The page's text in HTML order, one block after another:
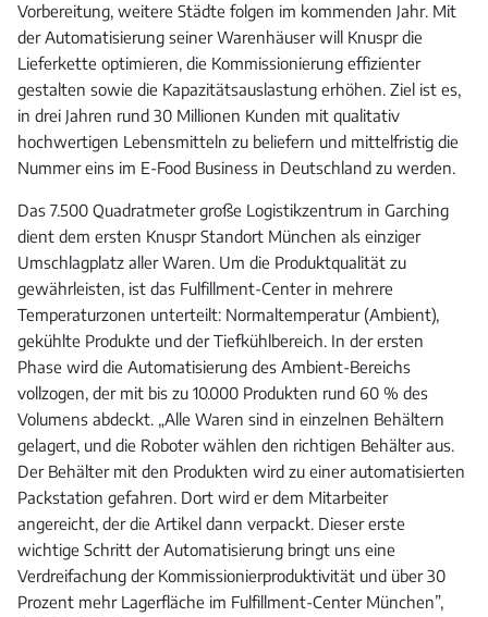
Vorbereitung, weitere Städte folgen im kommenden Jahr. Mit
der Automatisierung seiner Warenhäuser will Knuspr die
Lieferkette optimieren, die Kommissionierung effizienter
gestalten sowie die Kapazitätsauslastung erhöhen. Ziel ist es,
in drei Jahren rund 30 Millionen Kunden mit qualitativ
hochwertigen Lebensmitteln zu beliefern und mittelfristig die
Nummer eins im E-Food Business in Deutschland zu werden.
Das 7.500 Quadratmeter große Logistikzentrum in Garching
dient dem ersten Knuspr Standort München als einziger
Umschlagplatz aller Waren. Um die Produktqualität zu
gewährleisten, ist das Fulfillment-Center in mehrere
Temperaturzonen unterteilt: Normaltemperatur (Ambient),
gekühlte Produkte und der Tiefkühlbereich. In der ersten
Phase wird die Automatisierung des Ambient-Bereichs
vollzogen, der mit bis zu 10.000 Produkten rund 60 % des
Volumens abdeckt. „Alle Waren sind in einzelnen Behältern
gelagert, und die Roboter wählen den richtigen Behälter aus.
Der Behälter mit den Produkten wird zu einer automatisierten
Packstation gefahren. Dort wird er dem Mitarbeiter
angereicht, der die Artikel dann verpackt. Dieser erste
wichtige Schritt der Automatisierung bringt uns eine
Verdreifachung der Kommissionierproduktivität und über 30
Prozent mehr Lagerfläche im Fulfillment-Center München”,